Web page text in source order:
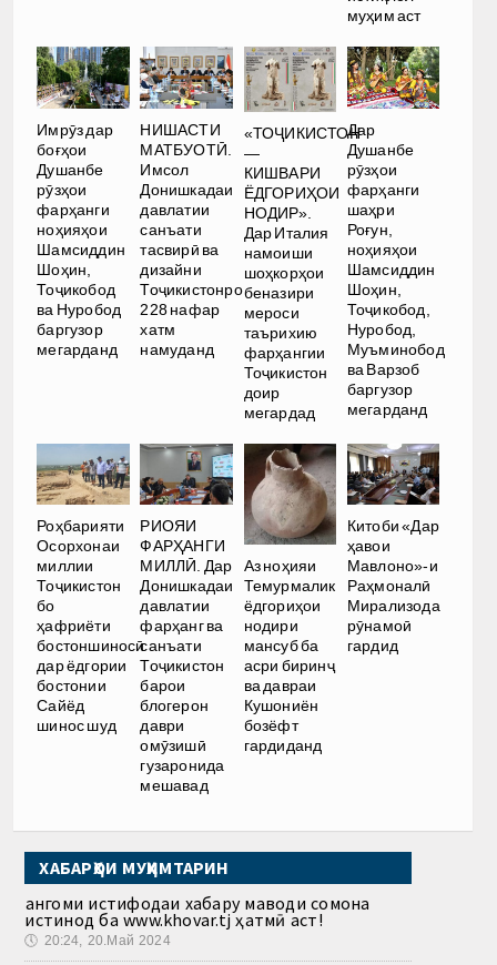
муҳим аст
Имрӯз дар
боғҳои
Душанбе
рӯзҳои
фарҳанги
ноҳияҳои
Шамсиддин
Шоҳин,
Тоҷикобод
ва Нуробод
баргузор
мегарданд
НИШАСТИ
МАТБУОТӢ.
Имсол
Донишкадаи
давлатии
санъати
тасвирӣ ва
дизайни
Тоҷикистонро
228 нафар
хатм
намуданд
«ТОҶИКИСТОН
—
КИШВАРИ
ЁДГОРИҲОИ
НОДИР».
Дар Италия
намоиши
шоҳкорҳои
беназири
мероси
таърихию
фарҳангии
Тоҷикистон
доир
мегардад
Дар
Душанбе
рӯзҳои
фарҳанги
шаҳри
Роғун,
ноҳияҳои
Шамсиддин
Шоҳин,
Тоҷикобод,
Нуробод,
Муъминобод
ва Варзоб
баргузор
мегарданд
Роҳбарияти
Осорхонаи
миллии
Тоҷикистон
бо
ҳафриёти
бостоншиносӣ
дар ёдгории
бостонии
Сайёд
шинос шуд
РИОЯИ
ФАРҲАНГИ
МИЛЛӢ. Дар
Донишкадаи
давлатии
фарҳанг ва
санъати
Тоҷикистон
барои
блогерон
даври
омӯзишӣ
гузаронида
мешавад
Аз ноҳияи
Темурмалик
ёдгориҳои
нодири
мансуб ба
асри биринҷ
ва давраи
Кушониён
бозёфт
гардиданд
Китоби «Дар
ҳавои
Мавлоно»-и
Раҳмоналӣ
Мирализода
рӯнамоӣ
гардид
ХАБАРҲОИ МУҲИМТАРИН
Ҳангоми истифодаи хабару маводи сомона
истинод ба www.khovar.tj ҳатмӣ аст!
🕔 20:24, 20.Май 2024